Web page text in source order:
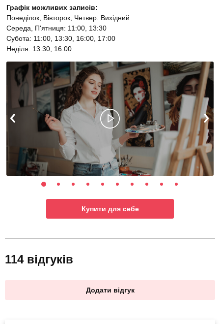
Графік можливих записів:
Понеділок, Вівторок, Четвер: Вихідний
Середа, П'ятниця: 11:00, 13:30
Субота: 11:00, 13:30, 16:00, 17:00
Неділя: 13:30, 16:00
Купити для себе
114 відгуків
Додати відгук